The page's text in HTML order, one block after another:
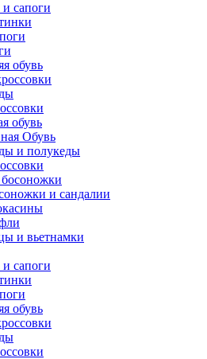
сапоги
обувь
обувь
Обувь
и полукеды
и сандалии
и вьетнамки
сапоги
обувь